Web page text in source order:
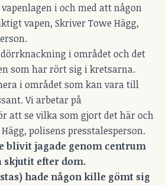
i och med att någon
vapen, Skriver Towe Hägg,
i området och det
som har rört sig i kretsarna.
i området som kan vara till
Vi arbetar på
att se vilka som gjort det här och
polisens presstalesperson.
blivit jagade genom centrum
skjutit efter dom.
hade någon kille gömt sig